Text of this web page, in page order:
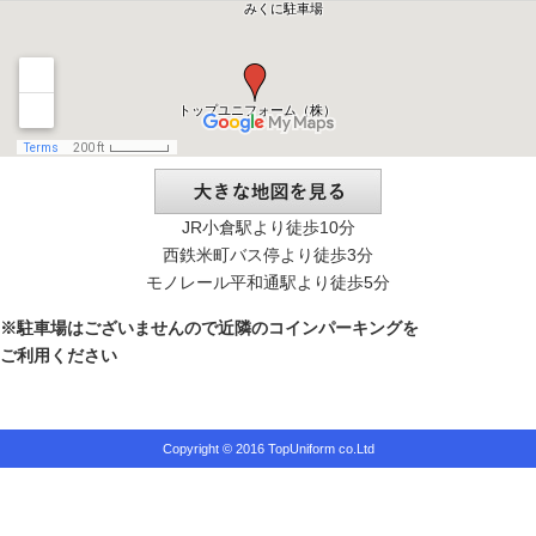
JR小倉駅より徒歩10分
西鉄米町バス停より徒歩3分
モノレール平和通駅より徒歩5分
※駐車場はございませんので近隣のコインパーキングを
ご利用ください
Copyright © 2016 TopUniform co.Ltd